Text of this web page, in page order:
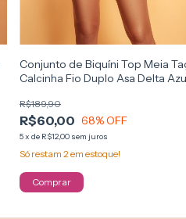
Conjunto de Biquíni Top Meia
Calcinha Fio Duplo Asa Delta
R$60,00
R$189,90
68% OFF
5x de R$12,00 sem juros
Só restam 2 em estoque!
Comprar